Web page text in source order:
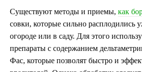
Существуют методы и приемы, как
совки, которые сильно расплодились
огороде или в саду. Для этого
препараты с содержанием
Фас, которые позволят быстро и